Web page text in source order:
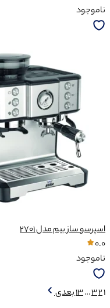
ناموجود
اسپرسو ساز بیم مدل 2701
0.0
ناموجود
1
2
3
…
13بعدی